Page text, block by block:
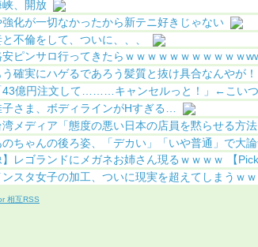
、開放
化が一切なかったから新テニ好きじゃない
不倫をして、ついに、、、
安ピンサロ行ってきたらｗｗｗｗｗｗｗｗｗｗｗ
う確実にハゲるであろう髪質と抜け具合なんやが！
43億円注文して………キャンセルっと！」←こい
子さま、ボディラインがHすぎる…
湾メディア「態度の悪い日本の店員を黙らせる方法
のちゃんの後ろ姿、「デカい」「いや普通」で大
】レゴランドにメガネお姉さん現るｗｗｗｗ 【
ンスタ女子の加工、ついに現実を超えてしまうｗ
相互RSS